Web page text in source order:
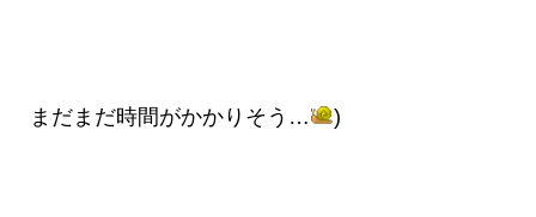
まだまだ時間がかかりそう… )